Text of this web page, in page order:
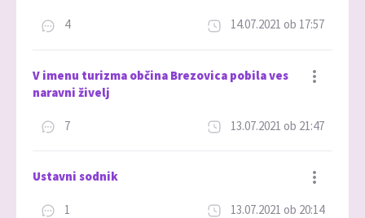
4 14.07.2021 ob 17:57
V imenu turizma občina Brezovica pobila ves
naravni živelj
7 13.07.2021 ob 21:47
Dodaj med priljubljene
Ustavni sodnik
1 13.07.2021 ob 20:14